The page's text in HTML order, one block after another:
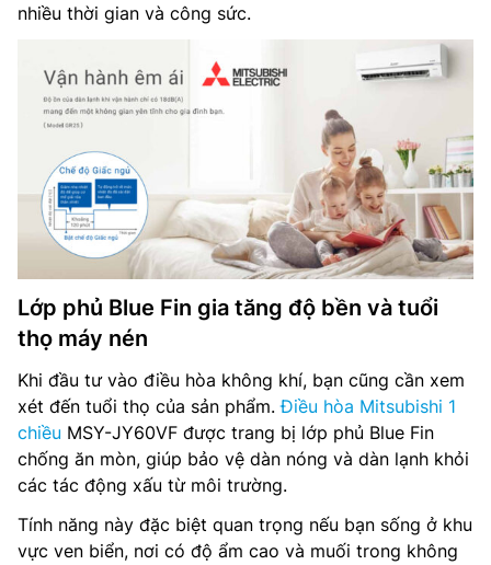
nhiều thời gian và công sức.
Lớp phủ Blue Fin gia tăng độ bền và tuổi
thọ máy nén
Khi đầu tư vào điều hòa không khí, bạn cũng cần xem
xét đến tuổi thọ của sản phẩm.Điều hòa Mitsubishi 1
chiều MSY-JY60VF được trang bị lớp phủ Blue Fin
chống ăn mòn, giúp bảo vệ dàn nóng và dàn lạnh khỏi
các tác động xấu từ môi trường.
Tính năng này đặc biệt quan trọng nếu bạn sống ở khu
vực ven biển, nơi có độ ẩm cao và muối trong không